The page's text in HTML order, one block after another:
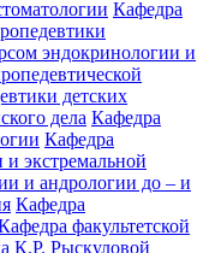
Кафедра
эндокринологии и
детских
дела Кафедра
Кафедра
и экстремальной
и андрологии до – и
Кафедра
факультетской
К.Р. Рыскуловой